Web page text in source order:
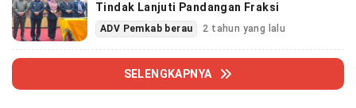
Tindak Lanjuti Pandangan Fraksi
ADV Pemkab berau 2 tahun yang lalu
SELENGKAPNYA